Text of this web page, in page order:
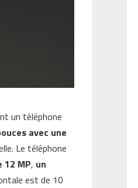
un téléphone
avec une
Le téléphone
12 MP, un
est de 10